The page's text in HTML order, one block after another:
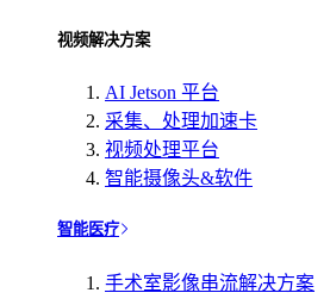
视频解决方案
AI Jetson 平台
采集、处理加速卡
视频处理平台
智能摄像头&软件
智能医疗
手术室影像串流解决方案